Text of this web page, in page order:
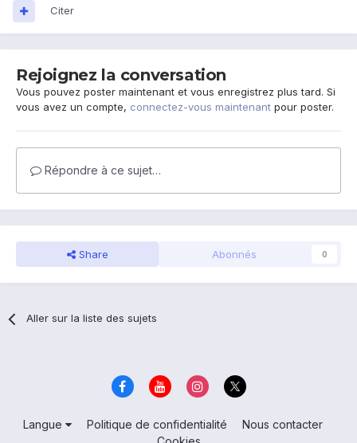
Citer
Rejoignez la conversation
Vous pouvez poster maintenant et vous enregistrez plus tard. Si
vous avez un compte, connectez-vous maintenant pour poster.
Répondre à ce sujet…
Share Abonnés 0
Aller sur la liste des sujets
Langue Politique de confidentialité
Nous contacter